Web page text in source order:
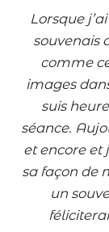
Lorsque
souvenais
comme
images
suis
séance.
et encore
sa façon de
un